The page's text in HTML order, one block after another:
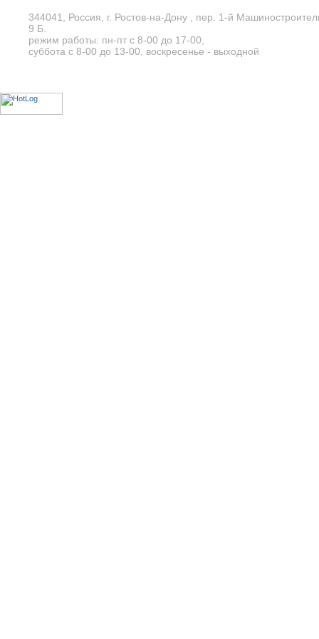
344041, Россия, г. Ростов-на-Дону , пер. 1-й
9 Б.
режим работы: пн-пт с 8-00 до 17-00,
суббота с 8-00 до 13-00, воскресенье - выходной